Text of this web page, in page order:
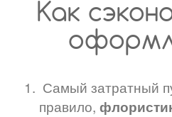
Как
Самый затратный
правило,